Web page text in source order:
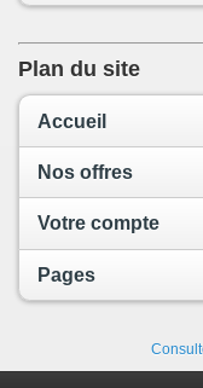
Plan du site
Accueil
Nos offres
Votre compte
Pages